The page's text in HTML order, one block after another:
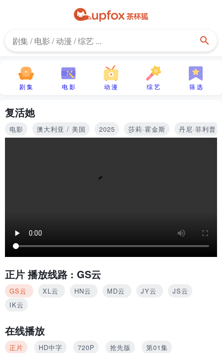
剧 集 电 影 动 漫 综 艺 筛 选
复活她
电影 澳大利亚 / 美国 2025 莎莉·霍金斯 丹尼·菲利普
正片 播放线路 : GS云
GS云 XL云 HN云 MD云 JY云
JS云
IK云
在线播放
正片 HD中字 720P 抢先版
第01集